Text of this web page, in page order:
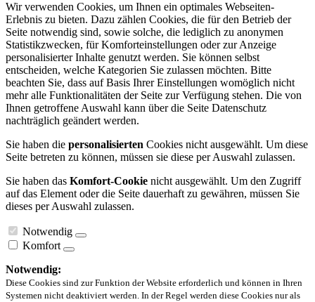
Wir verwenden Cookies, um Ihnen ein optimales Webseiten-
Erlebnis zu bieten. Dazu zählen Cookies, die für den Betrieb der
Seite notwendig sind, sowie solche, die lediglich zu anonymen
Statistikzwecken, für Komforteinstellungen oder zur Anzeige
personalisierter Inhalte genutzt werden. Sie können selbst
entscheiden, welche Kategorien Sie zulassen möchten. Bitte
beachten Sie, dass auf Basis Ihrer Einstellungen womöglich nicht
mehr alle Funktionalitäten der Seite zur Verfügung stehen. Die von
Ihnen getroffene Auswahl kann über die Seite Datenschutz
nachträglich geändert werden.
Sie haben die personalisierten Cookies nicht ausgewählt. Um diese
Seite betreten zu können, müssen sie diese per Auswahl zulassen.
Sie haben das Komfort-Cookie nicht ausgewählt. Um den Zugriff
auf das Element oder die Seite dauerhaft zu gewähren, müssen Sie
dieses per Auswahl zulassen.
Notwendig
Komfort
Notwendig:
Diese Cookies sind zur Funktion der Website erforderlich und können in Ihren
Systemen nicht deaktiviert werden. In der Regel werden diese Cookies nur als